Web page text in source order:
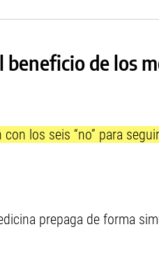
de los
con los seis “no” para
prepaga de forma